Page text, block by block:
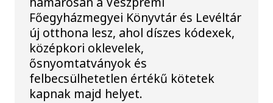
Főegyházmegyei Könyvtár és Levéltár
új otthona lesz, ahol díszes kódexek,
középkori oklevelek,
ősnyomtatványok és
felbecsülhetetlen értékű kötetek
kapnak majd helyet.